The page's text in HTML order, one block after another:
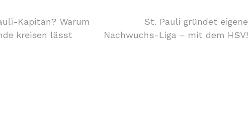
Kapitän? Warum
kreisen lässt
St. Pauli gründet eigene
Nachwuchs-Liga – mit dem HSV!